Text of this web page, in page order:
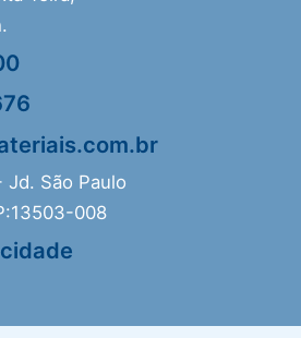
Jd. São Paulo
008